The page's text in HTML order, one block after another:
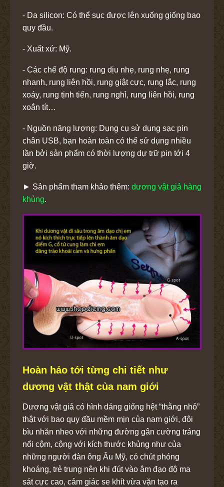
- Da silicon: Có thể sục được lên xuống giống bao
quy đầu.
- Xuất xứ: Mỹ.
- Các chế độ rung: rung dịu nhẹ, rung nhẹ, rung
nhanh, rung liên hồi, rung giật cực, rung lắc, rung
xoáy, rung tịnh tiến, rung nghỉ, rung liên hồi, rung
xoắn tít…
- Nguồn năng lượng: Dụng cụ sử dụng sạc pin
chân USB, bạn hoàn toàn có thể sử dụng nhiều
lần bởi sản phẩm có thời lượng dự trữ pin tới 4
giờ.
► Sản phẩm tham khảo thêm: dương vật giả hàng
khủng.
Hoàn hảo tới từng chi tiết như
dương vật thật của nam giới
Dương vật giả có hình dáng giống hệt “thằng nhỏ”
thật với bao quy đầu mềm mịn của nam giới, đôi
bìu nhăn nheo với những đường gân cường tráng
nổi cộm, cộng với kích thước khủng như của
những người đàn ông Âu Mỹ, có chút phóng
khoáng, trẻ trung nên khi đút vào âm đạo độ ma
sát cực cao, cảm giác se khít vừa vặn tạo ra